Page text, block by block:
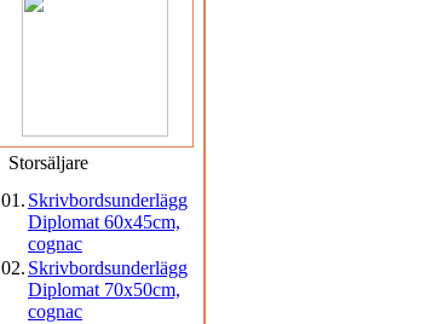
Storsäljare
01. Skrivbordsunderlägg
Diplomat 60x45cm,
cognac
02. Skrivbordsunderlägg
Diplomat 70x50cm,
cognac